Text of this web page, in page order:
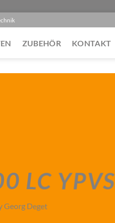
ZUBEHÖR KONTAKT
LC YPVS
Georg Deget